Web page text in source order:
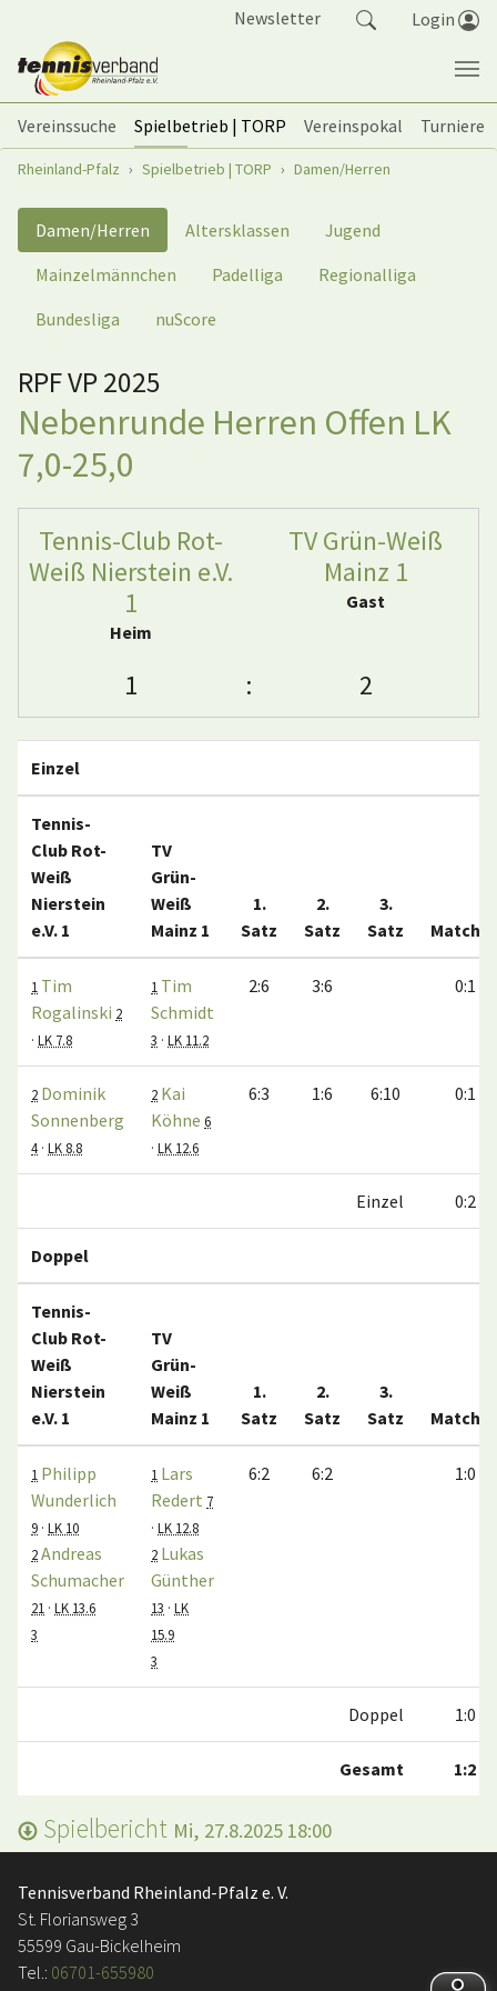
Newsletter Login
Vereinssuche Spielbetrieb | TORP Vereinspokal
Turniere
Sie sind hier:
Rheinland-Pfalz Spielbetrieb | TORP Damen/Herren
Damen/Herren Altersklassen
Jugend
Mainzelmännchen
Padelliga
Regionalliga
Bundesliga
nuScore
RPF VP 2025
Nebenrunde Herren Offen LK
7,0-25,0
Tennis-Club Rot-
Weiß Nierstein e.V.
1
Heim
TV Grün-Weiß
Mainz 1
Gast
1 : 2
Einzel
Tennis-
Club Rot-
Weiß
Nierstein
e.V. 1
TV
Grün-
Weiß
Mainz 1
1.
Satz
2.
Satz
3.
Satz
1 Tim
Rogalinski 2
· LK 7.8
1 Tim
Schmidt
3 · LK 11.2
2:6 3:6 0:1
2 Dominik
Sonnenberg
4 · LK 8.8
2 Kai
Köhne 6
· LK 12.6
6:3 1:6 6:10 0:1
Einzel 0:2
Doppel
Tennis-
Club Rot-
Weiß
Nierstein
e.V. 1
TV
Grün-
Weiß
Mainz 1
1.
Satz
2.
Satz
3.
Satz
1 Philipp
Wunderlich
9 · LK 10
2Andreas
Schumacher
21 · LK 13.6
3
1 Lars
Redert 7
· LK 12.8
2 Lukas
Günther
13 · LK
15.9
3
6:2 6:2 1:0
Doppel 1:0
Gesamt 1:2
Spielbericht Mi, 27.8.2025 18:00
Tennisverband Rheinland-Pfalz e. V.
St. Floriansweg 3
55599 Gau-Bickelheim
Tel.: 06701-655980